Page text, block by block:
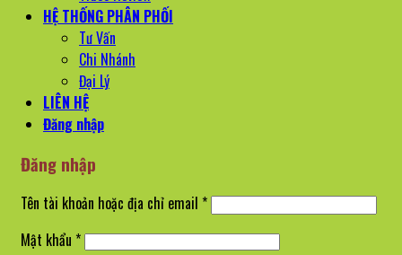
HỆ THỐNG PHÂN PHỐI
Tư Vấn
Chi Nhánh
Đại Lý
LIÊN HỆ
Đăng nhập
Đăng nhập
Tên tài khoản hoặc địa chỉ email *Bắt
Mật khẩu *Bắt